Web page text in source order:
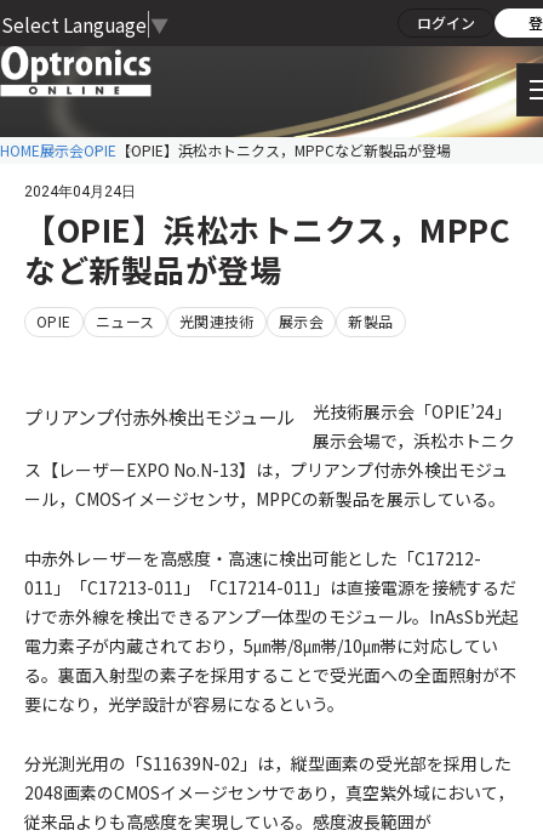
Select Language ▼ ログイン
HOME展示会OPIE 【OPIE】浜松ホトニクス，MPPCなど新製品が登場
2024年04月24日
【OPIE】浜松ホトニクス，MPPC
など新製品が登場
OPIE ニュース 光関連技術 展示会 新製品
プリアンプ付赤外検出モジュール
光技術展示会「OPIE’24」
展示会場で，浜松ホトニク
ス【レーザーEXPO No.N-13】は，プリアンプ付赤外検出モジュ
ール，CMOSイメージセンサ，MPPCの新製品を展示している。
中赤外レーザーを高感度・高速に検出可能とした「C17212-
011」「C17213-011」「C17214-011」は直接電源を接続するだ
けで赤外線を検出できるアンプ一体型のモジュール。InAsSb光起
電力素子が内蔵されており，5㎛帯/8㎛帯/10㎛帯に対応してい
る。裏面入射型の素子を採用することで受光面への全面照射が不
要になり，光学設計が容易になるという。
分光測光用の「S11639N-02」は，縦型画素の受光部を採用した
2048画素のCMOSイメージセンサであり，真空紫外域において，
従来品よりも高感度を実現している。感度波長範囲が